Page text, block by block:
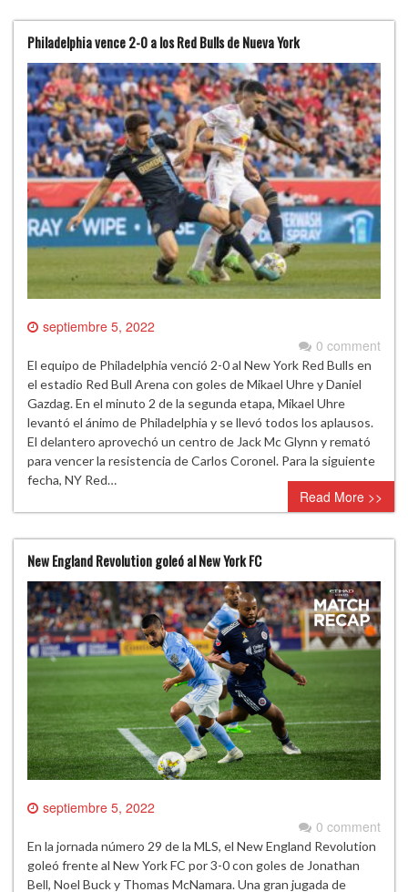
Philadelphia vence 2-0 a los Red Bulls de Nueva York
septiembre 5, 2022
0 comment
El equipo de Philadelphia venció 2-0 al New York Red Bulls en
el estadio Red Bull Arena con goles de Mikael Uhre y Daniel
Gazdag. En el minuto 2 de la segunda etapa, Mikael Uhre
levantó el ánimo de Philadelphia y se llevó todos los aplausos.
El delantero aprovechó un centro de Jack Mc Glynn y remató
para vencer la resistencia de Carlos Coronel. Para la siguiente
fecha, NY Red…
Read More >>
New England Revolution goleó al New York FC
septiembre 5, 2022
0 comment
En la jornada número 29 de la MLS, el New England Revolution
goleó frente al New York FC por 3-0 con goles de Jonathan
Bell, Noel Buck y Thomas McNamara. Una gran jugada de